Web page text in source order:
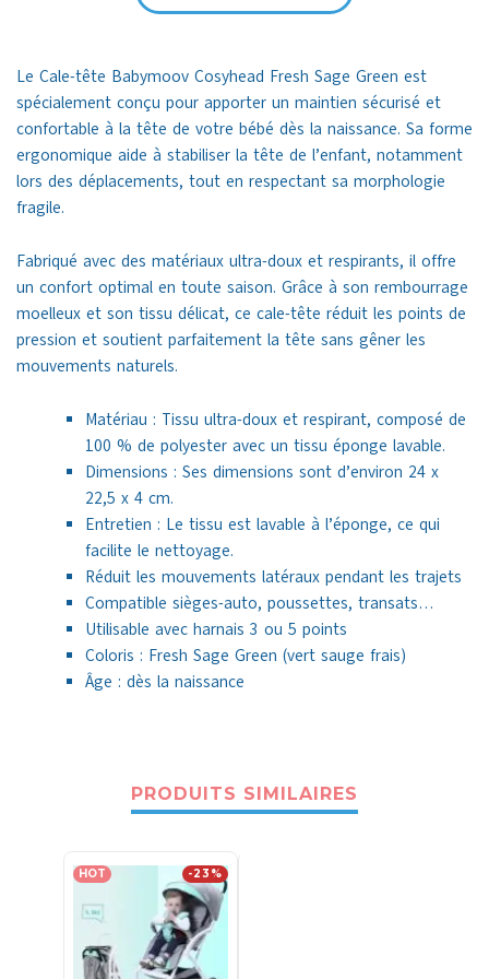
Le Cale-tête Babymoov Cosyhead Fresh Sage Green est
spécialement conçu pour apporter un maintien sécurisé et
confortable à la tête de votre bébé dès la naissance. Sa forme
ergonomique aide à stabiliser la tête de l’enfant, notamment
lors des déplacements, tout en respectant sa morphologie
fragile.
Fabriqué avec des matériaux ultra-doux et respirants, il offre
un confort optimal en toute saison. Grâce à son rembourrage
moelleux et son tissu délicat, ce cale-tête réduit les points de
pression et soutient parfaitement la tête sans gêner les
mouvements naturels.
Matériau : Tissu ultra-doux et respirant, composé de
100 % de polyester avec un tissu éponge lavable.
Dimensions : Ses dimensions sont d’environ 24 x
22,5 x 4 cm.
Entretien : Le tissu est lavable à l’éponge, ce qui
facilite le nettoyage.
Réduit les mouvements latéraux pendant les trajets
Compatible sièges-auto, poussettes, transats…
Utilisable avec harnais 3 ou 5 points
Coloris : Fresh Sage Green (vert sauge frais)
Âge : dès la naissance
PRODUITS SIMILAIRES
-23%
HOT